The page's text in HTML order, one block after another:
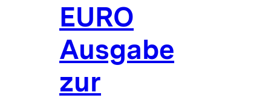
EURO
Ausgabe
zur